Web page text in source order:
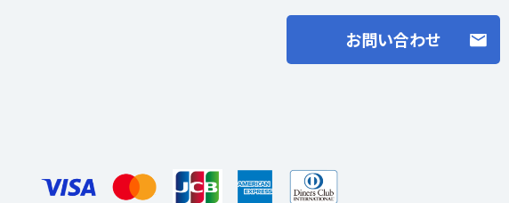
お問い合わせ